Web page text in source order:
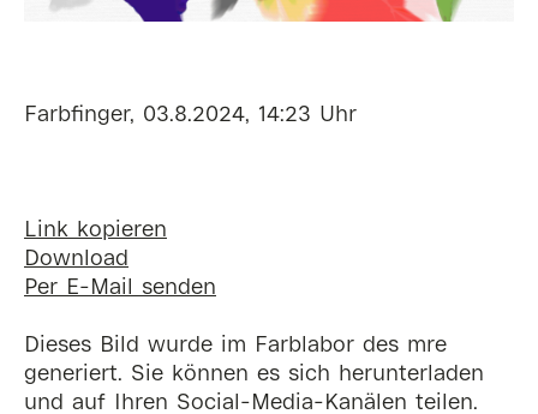
Farbfinger, 03.8.2024, 14:23 Uhr
Link kopieren
Download
Per E-Mail senden
Dieses Bild wurde im Farblabor des mre
generiert. Sie können es sich herunterladen
und auf Ihren Social-Media-Kanälen teilen.